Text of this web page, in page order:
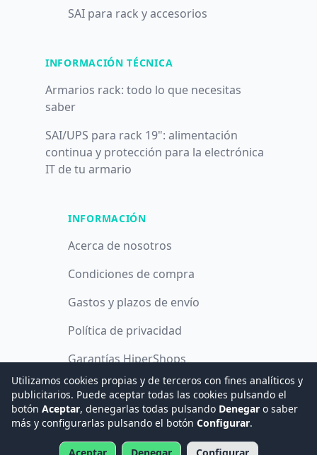
SAI para rack y accesorios
INFORMACIÓN TÉCNICA
Armarios rack: todo lo que necesitas
saber
SAI/UPS para rack 19": alimentación
continua y protección para la electrónica
IT de tu armario
INFORMACIÓN
Acerca de nosotros
Condiciones de compra
Gastos y plazos de envío
Política de privacidad
Garantías HiperShops
Política de cookies
© 2008 -2026Hogar Digital e Inmótica Ingenieros, S.L.
Utilizamos cookies propias y de terceros con fines analíticos y
publicitarios. Puede aceptar todas las cookies pulsando el
botón Aceptar, denegarlas todas pulsando Denegar o saber
más y configurarlas pulsando el botón Configurar.